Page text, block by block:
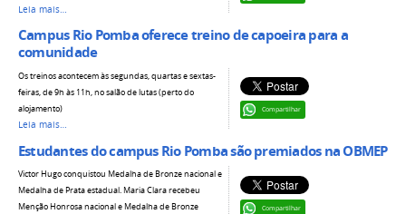
Leia mais…
Campus Rio Pomba oferece treino de capoeira para a
comunidade
Compartilhar
Os treinos acontecem às segundas, quartas e sextas-
feiras, de 9h às 11h, no salão de lutas (perto do
alojamento)
Leia mais…
Estudantes do campus Rio Pomba são premiados na OBMEP
Compartilhar
Victor Hugo conquistou Medalha de Bronze nacional e
Medalha de Prata estadual. Maria Clara recebeu
Menção Honrosa nacional e Medalha de Bronze